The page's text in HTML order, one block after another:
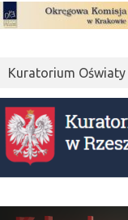
Kuratorium Oświaty